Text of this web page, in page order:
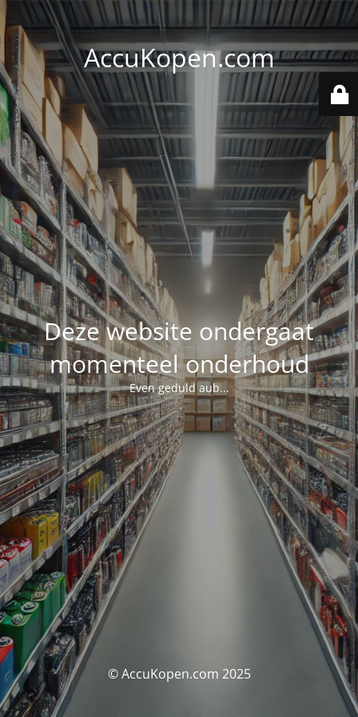
AccuKopen.com
Deze website ondergaat
momenteel onderhoud
Even geduld aub...
© AccuKopen.com 2025